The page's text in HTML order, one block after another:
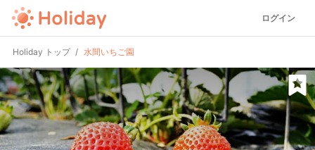
ログイン
Holiday トップ 水間いちご園